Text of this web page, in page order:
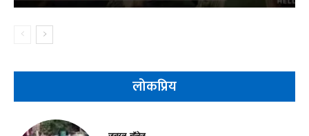
लोकप्रिय